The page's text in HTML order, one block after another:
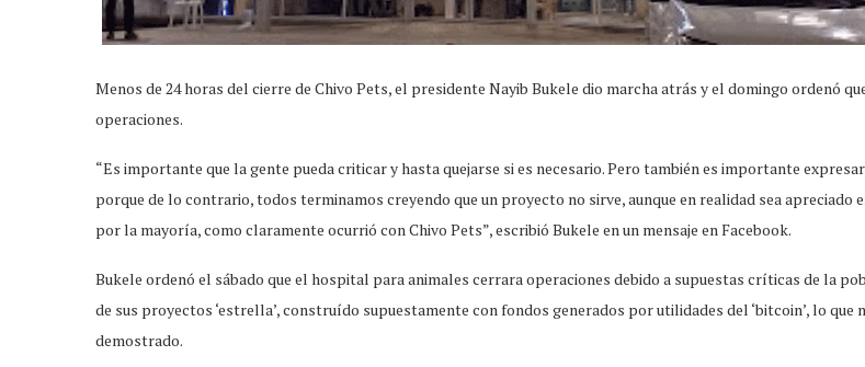
Menos de 24 horas del cierre de Chivo Pets, el presidente Nayib Bukele dio marcha atrás y el domingo ordenó
operaciones.
“Es importante que la gente pueda criticar y hasta quejarse si es necesario. Pero también es importante
porque de lo contrario, todos terminamos creyendo que un proyecto no sirve, aunque en realidad sea apreciado
por la mayoría, como claramente ocurrió con Chivo Pets”, escribió Bukele en un mensaje en Facebook.
Bukele ordenó el sábado que el hospital para animales cerrara operaciones debido a supuestas críticas de la
de sus proyectos ‘estrella’, construído supuestamente con fondos generados por utilidades del ‘bitcoin’, lo que
demostrado.